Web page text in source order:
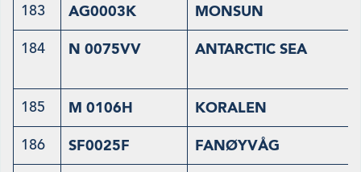
183 AG0003K MONSUN
184 N 0075VV ANTARCTIC SEA
185 M 0106H KORALEN
186 SF0025F FANØYVÅG